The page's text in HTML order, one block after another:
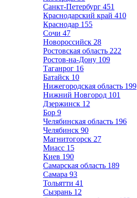
Санкт-Петербург 451
Краснодарский край 410
Краснодар 155
Сочи 47
Новороссийск 28
Ростовская область 222
Ростов-на-Дону 109
Таганрог 16
Батайск 10
Нижегородская область 199
Нижний Новгород 101
Дзержинск 12
Бор 9
Челябинская область 196
Челябинск 90
Магнитогорск 27
Миасс 15
Киев 190
Самарская область 189
Самара 93
Тольятти 41
Сызрань 12